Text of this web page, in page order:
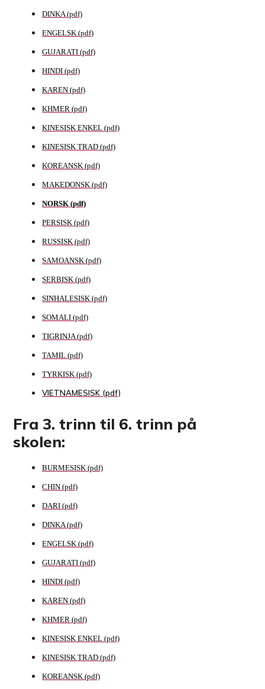
DINKA
ENGELSK
GUJARATI
HINDI
KAREN
KHMER
KINESISK ENKEL
KINESISK TRAD
KOREANSK
MAKEDONSK
NORSK
PERSISK
RUSSISK
SAMOANSK
SERBISK
SINHALESISK
SOMALI
TIGRINJA
TAMIL
TYRKISK
VIETNAMESISK
Fra 3. trinn til 6. trinn på
skolen:
BURMESISK
CHIN
DARI
DINKA
ENGELSK
GUJARATI
HINDI
KAREN
KHMER
KINESISK ENKEL
KINESISK TRAD
KOREANSK